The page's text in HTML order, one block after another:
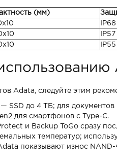
(мм)
IP57
IP55
Adata, следуйте этим
SSD до 4 ТБ; для
для смартфонов с Type-C.
и Backup ToGo сразу
температур;
показывают износ NAND-